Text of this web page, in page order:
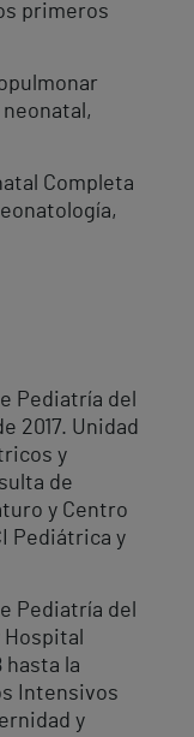
primeros
Completa
Pediatría del
2017. Unidad
y
de
y Centro
Pediátrica y
Pediatría del
hasta la
Intensivos
y